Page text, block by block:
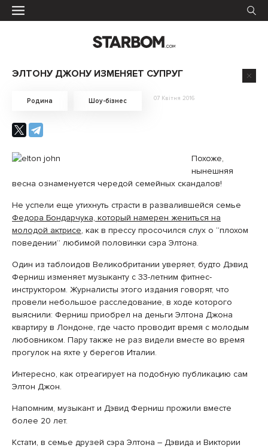
ЭЛТОНУ ДЖОНУ ИЗМЕНЯЕТ СУПРУГ
Родина Шоу-бізнес 07 Квітня 2016
Похоже,
нынешняя
весна ознаменуется чередой семейных скандалов!
Не успели еще утихнуть страсти в развалившейся семье
Федора Бондарчука, который намерен жениться на
молодой актрисе, как в прессу просочился слух о “плохом
поведении” любимой половинки сэра Элтона.
Один из таблоидов Великобритании уверяет, будто Дэвид
Ферниш изменяет музыканту с 33-летним фитнес-
инструктором. Журналисты этого издания говорят, что
провели небольшое расследование, в ходе которого
выяснили: Ферниш приобрел на деньги Элтона Джона
квартиру в Лондоне, где часто проводит время с молодым
любовником. Пару также не раз видели вместе во время
прогулок на яхте у берегов Италии.
Интересно, как отреагирует на подобную публикацию сам
Элтон Джон.
Напомним, музыкант и Дэвид Ферниш прожили вместе
более 20 лет.
Кстати, в семье друзей сэра Элтона – Дэвида и Виктории